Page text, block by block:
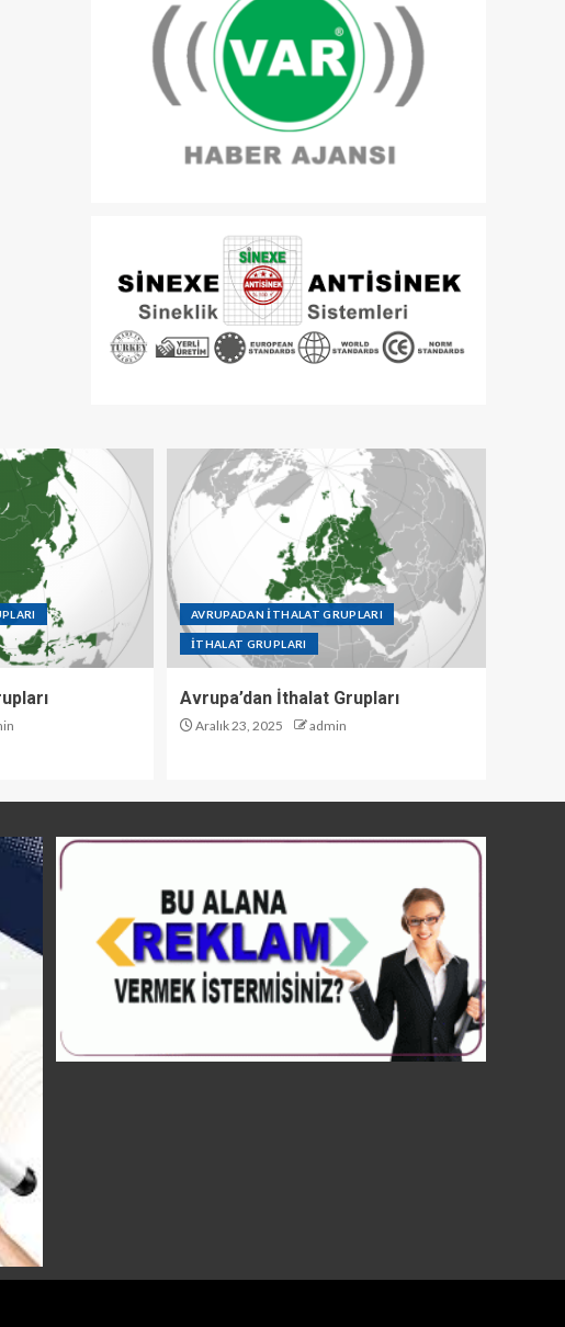
AVRUPADAN İTHALAT GRUPLARI
İTHALAT GRUPLARI
Avrupa’dan İthalat Grupları
Aralık 23, 2025 admin